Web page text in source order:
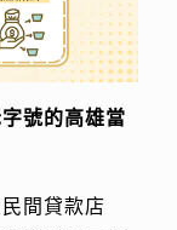
號的高雄當
間貸款店